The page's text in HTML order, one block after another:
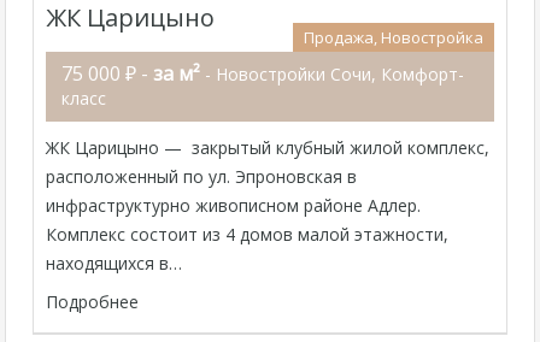
ЖК Царицыно
Продажа, Новостройка
75 000 ₽ - за м² - Новостройки Сочи, Комфорт-
класс
ЖК Царицыно — закрытый клубный жилой комплекс,
расположенный по ул. Эпроновская в
инфраструктурно живописном районе Адлер.
Комплекс состоит из 4 домов малой этажности,
находящихся в…
Подробнее